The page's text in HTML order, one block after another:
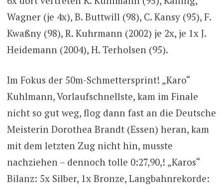
Wagner (je 4x), B. Buttwill (98), C. Kansy (95), F.
Kwaßny (98), R. Kuhrmann (2002) je 2x, je 1x J.
Heidemann (2004), H. Terholsen (95).
Im Fokus der 50m-Schmettersprint! „Karo“
Kuhlmann, Vorlaufschnellste, kam im Finale
nicht so gut weg, flog dann fast an die Deutsche
Meisterin Dorothea Brandt (Essen) heran, kam
mit dem letzten Zug nicht hin, musste
nachziehen – dennoch tolle 0:27,90,! „Karos“
Bilanz: 5x Silber, 1x Bronze, Langbahnrekorde: